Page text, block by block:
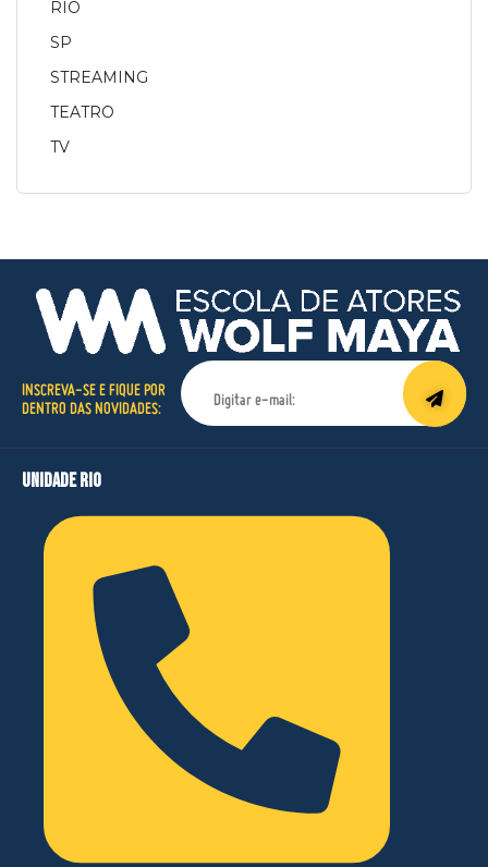
RIO
SP
STREAMING
TEATRO
TV
INSCREVA-SE E FIQUE POR
DENTRO DAS NOVIDADES:
unidade rio